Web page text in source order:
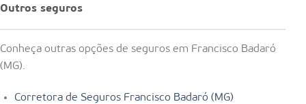
Outros seguros
Conheça outras opções de seguros em Francisco Badaró
(MG).
Corretora de Seguros Francisco Badaró (MG)